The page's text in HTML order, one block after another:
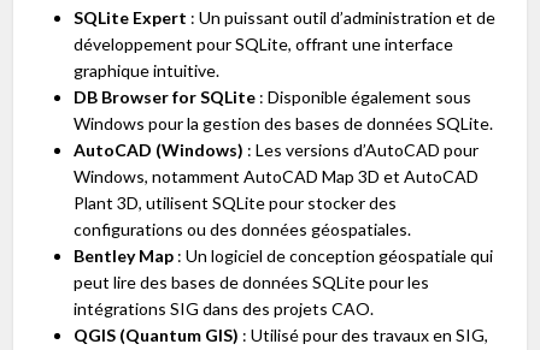
SQLite Expert : Un puissant outil d’administration et de
développement pour SQLite, offrant une interface
graphique intuitive.
DB Browser for SQLite : Disponible également sous
Windows pour la gestion des bases de données SQLite.
AutoCAD (Windows) : Les versions d’AutoCAD pour
Windows, notamment AutoCAD Map 3D et AutoCAD
Plant 3D, utilisent SQLite pour stocker des
configurations ou des données géospatiales.
Bentley Map : Un logiciel de conception géospatiale qui
peut lire des bases de données SQLite pour les
intégrations SIG dans des projets CAO.
QGIS (Quantum GIS) : Utilisé pour des travaux en SIG,